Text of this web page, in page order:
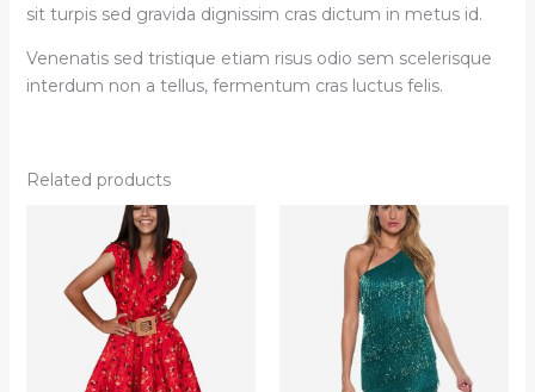
sit turpis sed gravida dignissim cras dictum in metus id.
Venenatis sed tristique etiam risus odio sem scelerisque
interdum non a tellus, fermentum cras luctus felis.
Related products